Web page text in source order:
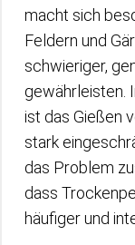
macht sich
Feldern und
schwieriger,
gewährleisten.
ist das Gießen
stark
das Problem
dass
häufiger und